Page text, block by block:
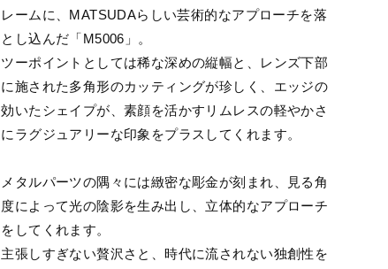
レームに、MATSUDAらしい芸術的なアプローチを落
とし込んだ「M5006」。
ツーポイントとしては稀な深めの縦幅と、レンズ下部
に施された多角形のカッティングが珍しく、エッジの
効いたシェイプが、素顔を活かすリムレスの軽やかさ
にラグジュアリーな印象をプラスしてくれます。
メタルパーツの隅々には緻密な彫金が刻まれ、見る角
度によって光の陰影を生み出し、立体的なアプローチ
をしてくれます。
主張しすぎない贅沢さと、時代に流されない独創性を